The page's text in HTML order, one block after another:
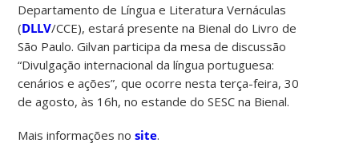
Departamento de Língua e Literatura Vernáculas
(DLLV/CCE), estará presente na Bienal do Livro de
São Paulo. Gilvan participa da mesa de discussão
“Divulgação internacional da língua portuguesa:
cenários e ações”, que ocorre nesta terça-feira, 30
de agosto, às 16h, no estande do SESC na Bienal.
Mais informações nosite.